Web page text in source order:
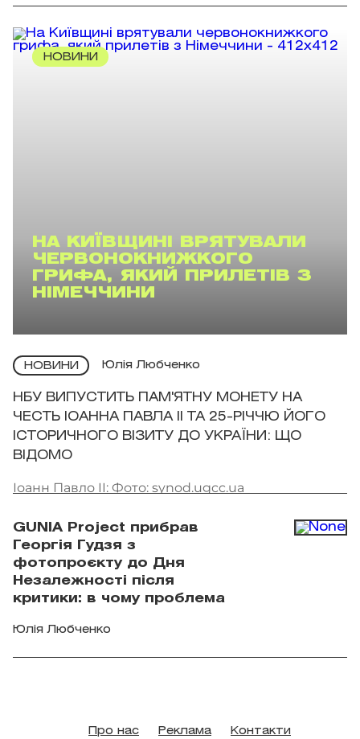
НОВИНИ
НА КИЇВЩИНІ ВРЯТУВАЛИ
ЧЕРВОНОКНИЖКОГО
ГРИФА, ЯКИЙ ПРИЛЕТІВ З
НІМЕЧЧИНИ
НОВИНИ Юлія Любченко
НБУ ВИПУСТИТЬ ПАМ'ЯТНУ МОНЕТУ НА
ЧЕСТЬ ІОАННА ПАВЛА II ТА 25-РІЧЧЮ ЙОГО
ІСТОРИЧНОГО ВІЗИТУ ДО УКРАЇНИ: ЩО
ВІДОМО
Іоанн Павло II: Фото: synod.ugcc.ua
GUNIA Project прибрав
Георгія Гудзя з
фотопроєкту до Дня
Незалежності після
критики: в чому проблема
Юлія Любченко
Про нас Реклама Контакти